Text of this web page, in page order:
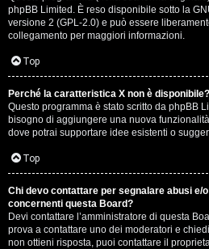
phpBB Limited . È reso disponibile sotto la
versione 2 (GPL-2.0) e può essere
collegamento per maggiori informazioni.
Top
Perché la caratteristica X non è disponibile?
Questo programma è stato scritto da phpBB
bisogno di aggiungere una nuova
dove potrai supportare idee esistenti o
Top
Chi devo contattare per segnalare abusi e/
concernenti questa Board?
Devi contattare l’amministratore di questa
prova a contattare uno dei moderatori e
non ottieni risposta, puoi contattare il